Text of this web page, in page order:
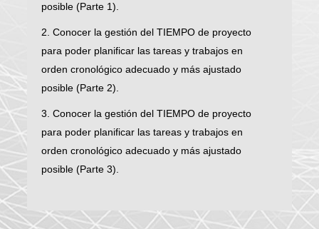
posible (Parte 1).
2. Conocer la gestión del TIEMPO de proyecto
para poder planificar las tareas y trabajos en
orden cronológico adecuado y más ajustado
posible (Parte 2).
3. Conocer la gestión del TIEMPO de proyecto
para poder planificar las tareas y trabajos en
orden cronológico adecuado y más ajustado
posible (Parte 3).